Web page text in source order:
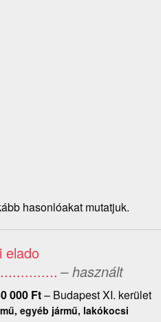
hasonlóakat mutatjuk.
elado
– használt
000 Ft– Budapest XI. kerület
egyéb jármű, lakókocsi